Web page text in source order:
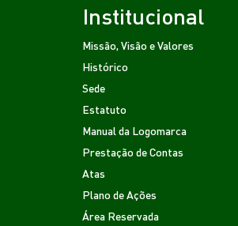
Institucional
Missão, Visão e Valores
Histórico
Sede
Estatuto
Manual da Logomarca
Prestação de Contas
Atas
Plano de Ações
Área Reservada